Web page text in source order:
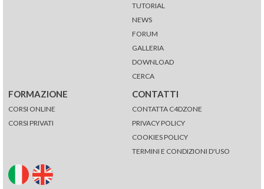
TUTORIAL
NEWS
FORUM
GALLERIA
DOWNLOAD
CERCA
FORMAZIONE
CORSI ONLINE
CORSI PRIVATI
CONTATTI
CONTATTA C4DZONE
PRIVACY POLICY
COOKIES POLICY
TERMINI E CONDIZIONI D'USO